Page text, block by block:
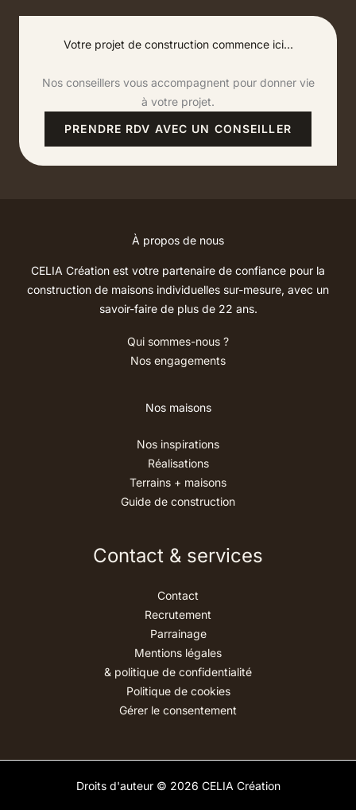
Votre projet de construction commence ici...
Nos conseillers vous accompagnent pour donner vie
à votre projet.
PRENDRE RDV AVEC UN CONSEILLER
À propos de nous
CELIA Création est votre partenaire de confiance pour la
construction de maisons individuelles sur-mesure, avec un
savoir-faire de plus de 22 ans.
Qui sommes-nous ?
Nos engagements
Nos maisons
Nos inspirations
Réalisations
Terrains + maisons
Guide de construction
Contact & services
Contact
Recrutement
Parrainage
Mentions légales
& politique de confidentialité
Politique de cookies
Gérer le consentement
Droits d'auteur © 2026 CELIA Création